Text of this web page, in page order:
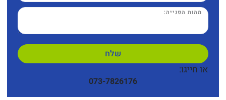
שלח
או חייגו:
073-7826176